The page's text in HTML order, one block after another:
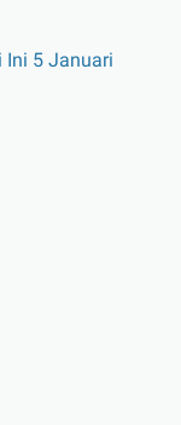
Ini 5 Januari